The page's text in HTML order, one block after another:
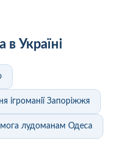
Україні
ігроманії Запоріжжя
лудоманам Одеса